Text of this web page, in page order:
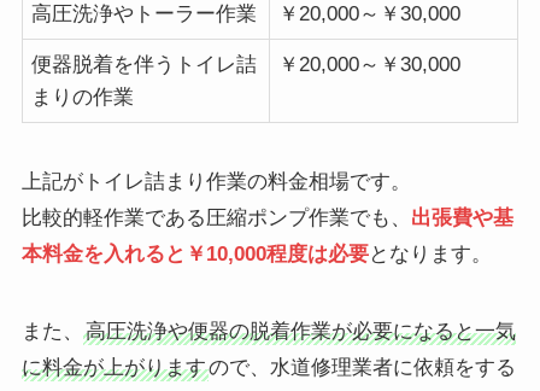
高圧洗浄やトーラー作業 ￥20,000～￥30,000
便器脱着を伴うトイレ詰
まりの作業
￥20,000～￥30,000
上記がトイレ詰まり作業の料金相場です。
比較的軽作業である圧縮ポンプ作業でも、 出張費や基
本料金を入れると￥10,000程度は必要となります。
また、
高圧洗浄や便器の脱着作業が必要になると一気
に料金が上がりますので、水道修理業者に依頼をする